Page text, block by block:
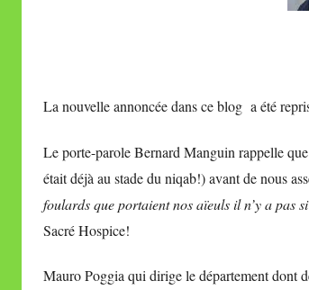
La nouvelle annoncée dans ce blog a été
Le porte-parole Bernard Manguin rappelle
était déjà au stade du niqab!) avant de nous
foulards que portaient nos aïeuls il n’y a pas
Sacré Hospice!
Mauro Poggia qui dirige le département dont